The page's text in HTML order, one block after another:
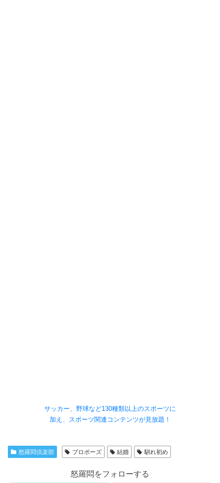
サッカー、野球など130種類以上のスポーツに
加え、スポーツ関連コンテンツが見放題！
怒羅悶倶楽部 プロポーズ 結婚 馴れ初め
怒羅悶をフォローする